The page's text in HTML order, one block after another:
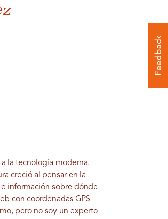
la tecnología moderna.
creció al pensar en la
información sobre dónde
con coordenadas GPS
pero no soy un experto